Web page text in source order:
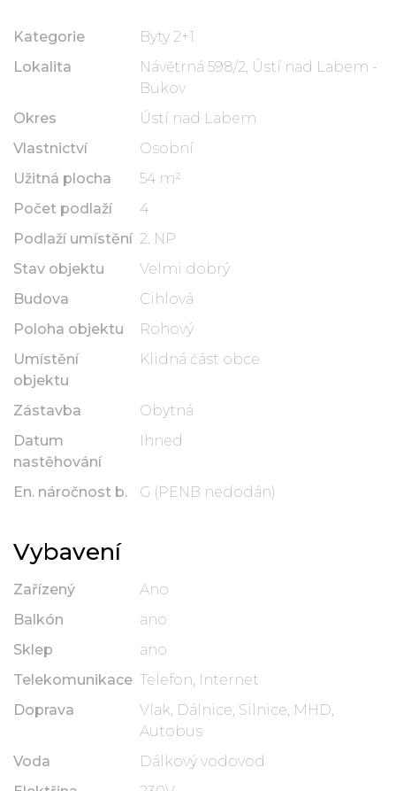
Kategorie
Byty 2+1
Lokalita
Návětrná 598/2, Ústí nad Labem -
Bukov
Okres
Ústí nad Labem
Vlastnictví
Osobní
Užitná plocha
54 m²
Počet podlaží
4
Podlaží umístění 2. NP
Stav objektu
Velmi dobrý
Budova
Cihlová
Poloha objektu
Rohový
Umístění
objektu
Klidná část obce
Zástavba
Obytná
Datum
nastěhování
Ihned
En. náročnost b. G (PENB nedodán)
Vybavení
Zařízený
Ano
Balkón
ano
Sklep
ano
Telekomunikace Telefon, Internet
Doprava
Vlak, Dálnice, Silnice, MHD,
Autobus
Voda
Dálkový vodovod